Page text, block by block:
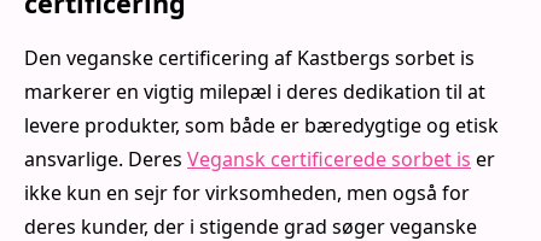
Den veganske certificering af Kastbergs sorbet is
markerer en vigtig milepæl i deres dedikation til at
levere produkter, som både er bæredygtige og etisk
ansvarlige. Deres Vegansk certificerede sorbet is er
ikke kun en sejr for virksomheden, men også for
deres kunder, der i stigende grad søger veganske